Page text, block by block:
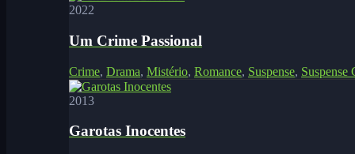
2022
Um Crime Passional
Crime, Drama, Mistério, Romance, Suspense, Suspense
2013
Garotas Inocentes